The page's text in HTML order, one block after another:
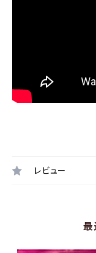
レビュー
最